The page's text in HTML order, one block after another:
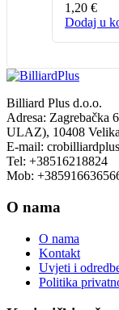
1,20 €
Dodaj u
Billiard Plus d.o.o.
Adresa: Zagrebačka
ULAZ), 10408
E-mail:
Tel: +38516218824
Mob:
O nama
O nama
Kontakt
Uvjeti i
Politika